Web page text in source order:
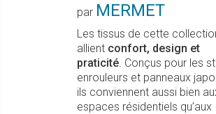
par MERMET
Les tissus de cette
allient confort, design et
praticité. Conçus pour les
enrouleurs et panneaux
ils conviennent aussi bien
espaces résidentiels qu’aux